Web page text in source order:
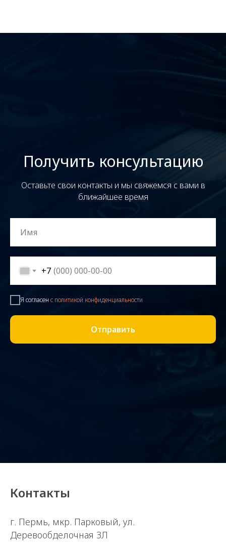
Получить консультацию
Оставьте свои контакты и мы свяжемся с вами в
ближайшее время
+7
Я согласен с политикой конфиденциальности
Отправить
Контакты
г. Пермь, мкр. Парковый, ул.
Деревообделочная 3Л